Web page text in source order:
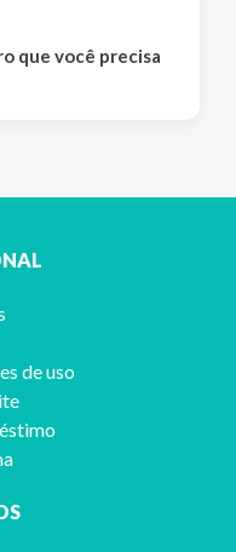
que você precisa
de uso